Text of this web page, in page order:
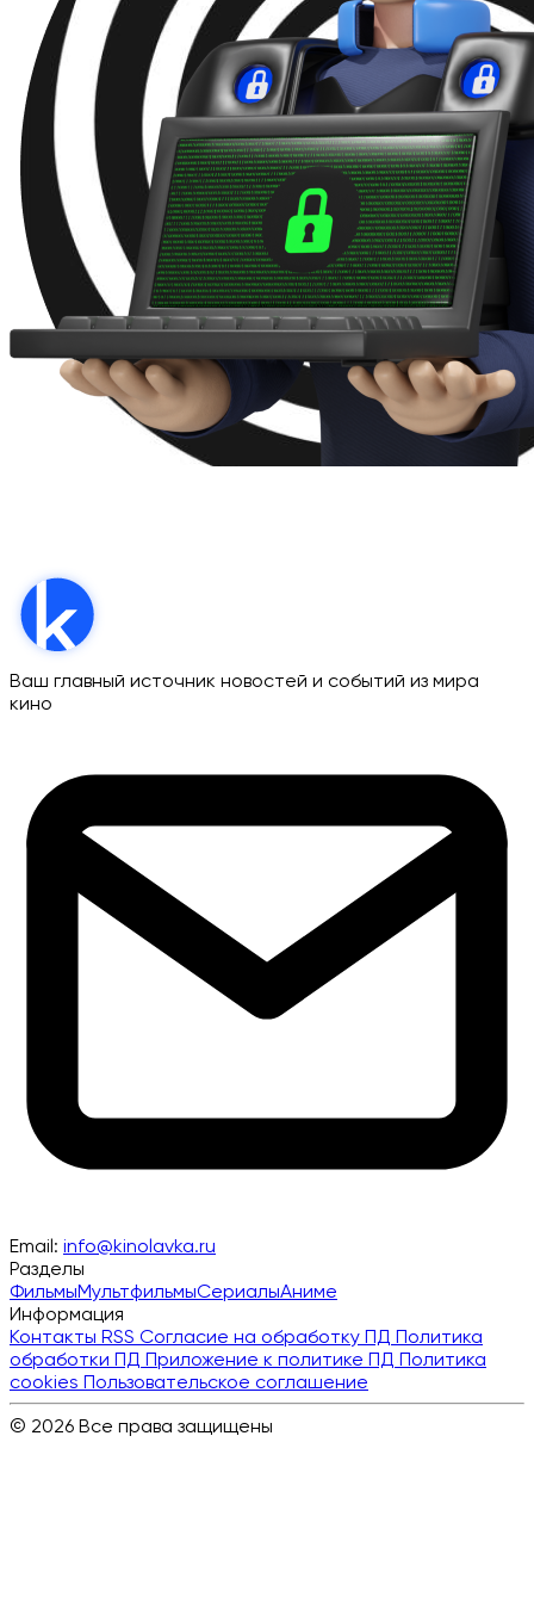
Ваш главный источник новостей и событий из мира
кино
Email: info@kinolavka.ru
Разделы
ФильмыМультфильмыСериалыАниме
Информация
Контакты RSS Согласие на обработку ПД Политика
обработки ПД Приложение к политике ПД Политика
cookies Пользовательское соглашение
© 2026 Все права защищены